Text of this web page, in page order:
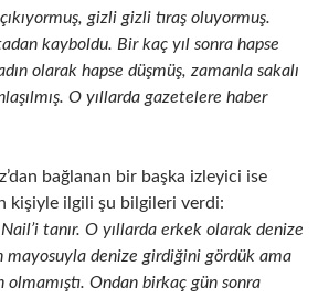
gizli gizli tıraş oluyormuş.
kayboldu. Bir kaç yıl sonra hapse
olarak hapse düşmüş, zamanla sakalı
O yıllarda gazetelere haber
bağlanan bir başka izleyici ise
kişiyle ilgili şu bilgileri verdi:
tanır. O yıllarda erkek olarak denize
mayosuyla denize girdiğini gördük ama
Ondan birkaç gün sonra